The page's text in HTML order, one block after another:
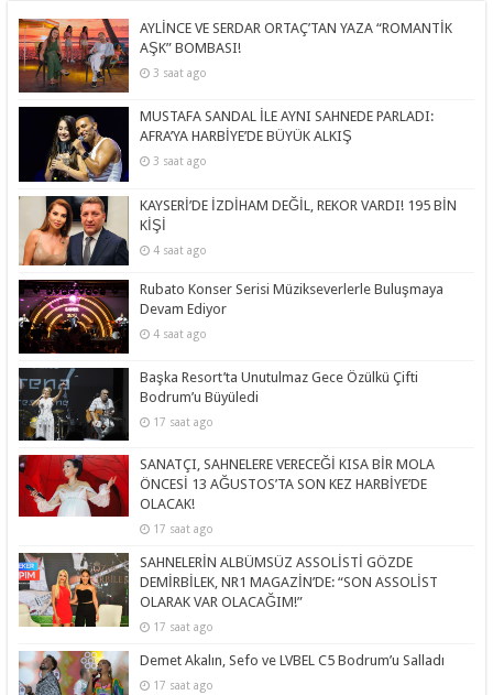
AYLİNCE VE SERDAR ORTAÇ’TAN YAZA “ROMANTİK
AŞK” BOMBASI!
3 saat ago
MUSTAFA SANDAL İLE AYNI SAHNEDE PARLADI:
AFRA’YA HARBİYE’DE BÜYÜK ALKIŞ
3 saat ago
KAYSERİ’DE İZDİHAM DEĞİL, REKOR VARDI! 195 BİN
KİŞİ
4 saat ago
Rubato Konser Serisi Müzikseverlerle Buluşmaya
Devam Ediyor
4 saat ago
Başka Resort’ta Unutulmaz Gece Özülkü Çifti
Bodrum’u Büyüledi
17 saat ago
SANATÇI, SAHNELERE VERECEĞİ KISA BİR MOLA
ÖNCESİ 13 AĞUSTOS’TA SON KEZ HARBİYE’DE
OLACAK!
17 saat ago
SAHNELERİN ALBÜMSÜZ ASSOLİSTİ GÖZDE
DEMİRBİLEK, NR1 MAGAZİN’DE: “SON ASSOLİST
OLARAK VAR OLACAĞIM!”
17 saat ago
Demet Akalın, Sefo ve LVBEL C5 Bodrum’u Salladı
17 saat ago